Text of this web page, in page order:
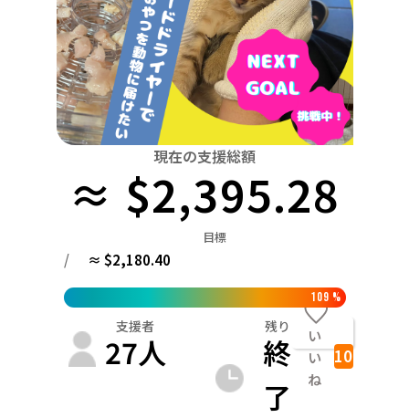
九州・沖縄
新潟 富山 石川 福井 山梨 長野
三重 滋賀 京都 大阪 兵庫 奈良
鳥取 島根 岡山 広島 山口
九州・沖縄
現在の支援総額
≈ $2,395.28
目標
/ ≈ $2,180.40
109 %
支援者
27人
残り
終
了
い
い
ね
10